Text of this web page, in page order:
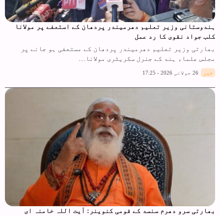
ہندوستانی وزیر تعلیم دھرمیندر پردھان کے استعفے پر مولانا
کلب جواد نقوی کا رد عمل
بھارتی وزیر تعلیم دھرمیندر پردھان کے مستعفی ہو جانے پر
مجلس علماء ہند کے جنرل سکریٹری مولانا…
خبر 26 جولائی 2026 - 17:25
بھارتی سرو دھرم سنسد کے قومی کنوینر: آیت اللہ خامنہ ای